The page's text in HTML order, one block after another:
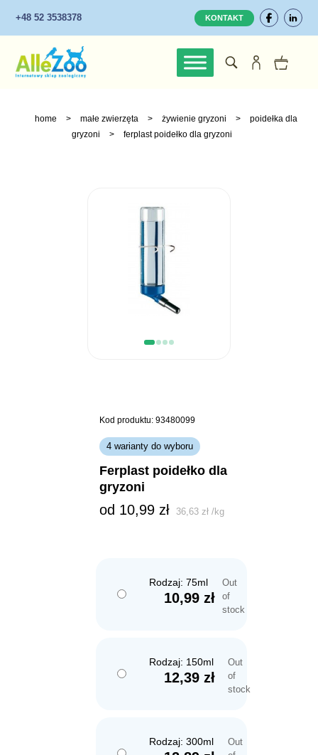
+48 52 3538378 KONTAKT
home > małe zwierzęta > żywienie gryzoni >
poidełka dla
gryzoni
> ferplast poidełko dla gryzoni
Kod produktu: 93480099
4 warianty do wyboru
ferplast poidełko dla
gryzoni
od 10,99 zł 36,63zł /kg
Rodzaj: 75ml
10,99zł
Out
of
stock
Rodzaj: 150ml
12,39zł
Out
of
stock
Rodzaj: 300ml
Out